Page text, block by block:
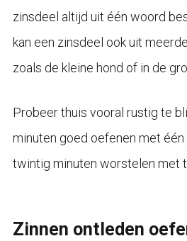
zinsdeel altijd uit één woord
kan een zinsdeel ook uit
zoals de kleine hond of in de
Probeer thuis vooral rustig te
minuten goed oefenen met één
twintig minuten worstelen met
Zinnen ontleden